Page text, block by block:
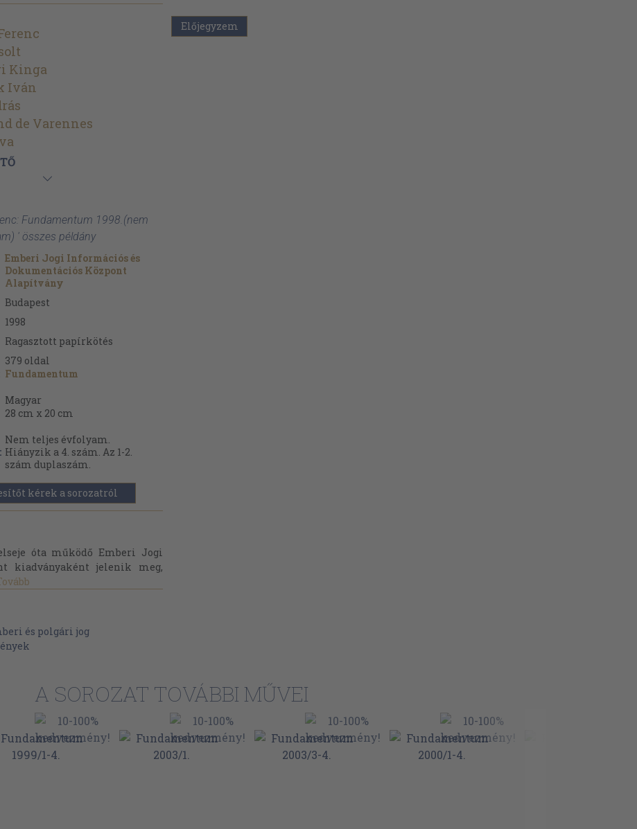
Kinga
Iván
de Varennes
Fundamentum 1998.(nem
' összes példány
Emberi Jogi Információs és
Dokumentációs Központ
Alapítvány
Budapest
1998
Ragasztott papírkötés
379 oldal
Fundamentum
Magyar
28 cm x 20 cm
Nem teljes évfolyam.
Hiányzik a 4. szám. Az 1-2.
szám duplaszám.
kérek a sorozatról
óta működő Emberi Jogi
kiadványaként jelenik meg,
és polgári jog
Előjegyzem
A SOROZAT TOVÁBBI MŰVEI